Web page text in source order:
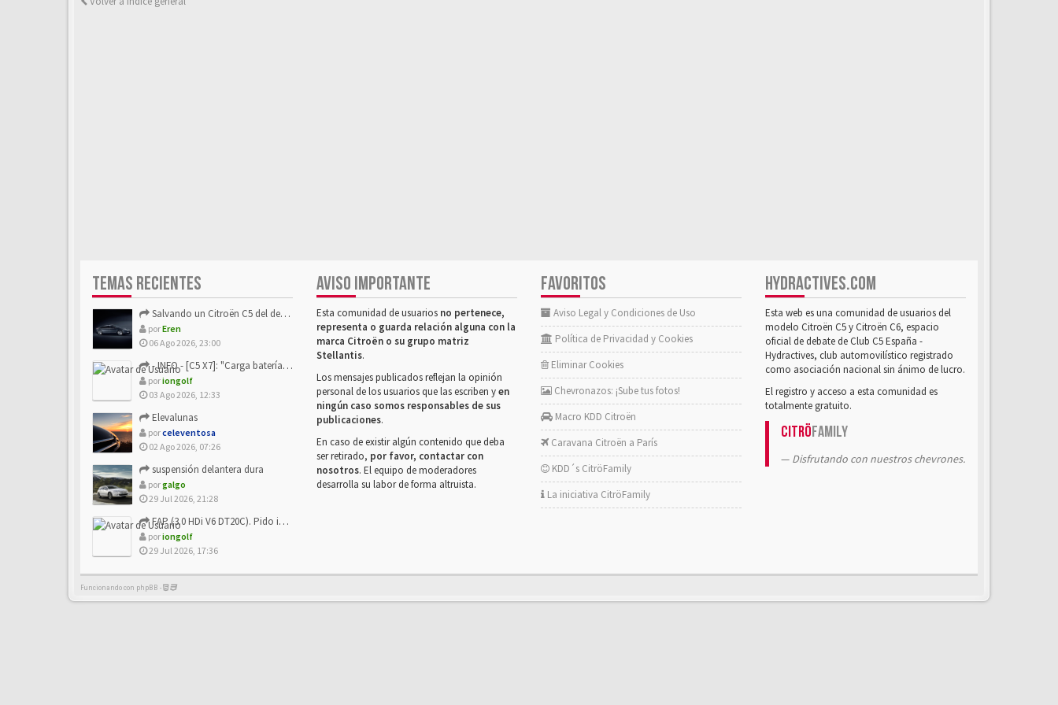
TEMAS RECIENTES
Salvando un Citroën C5 del desguace: Presentación y seguimiento
porEren
06 Ago 2026, 23:00
- INFO - [C5 X7]: "Carga batería o alimentación eléctri...
poriongolf
03 Ago 2026, 12:33
Elevalunas
porceleventosa
02 Ago 2026, 07:26
suspensión delantera dura
porgalgo
29 Jul 2026, 21:28
FAP (3.0 HDi V6 DT20C). Pido info sobre su sustitución
poriongolf
29 Jul 2026, 17:36
AVISO IMPORTANTE
Esta comunidad de usuarios no pertenece,
representa o guarda relación alguna con la
marca Citroën o su grupo matriz
Stellantis.
Los mensajes publicados reflejan la opinión
personal de los usuarios que las escriben yen
ningún caso somos responsables de sus
publicaciones.
En caso de existir algún contenido que deba
ser retirado, por favor, contactar con
nosotros. El equipo de moderadores
desarrolla su labor de forma altruista.
FAVORITOS
Aviso Legal y Condiciones de Uso
Política de Privacidad y Cookies
Eliminar Cookies
Chevronazos: ¡Sube tus fotos!
Macro KDD Citroën
Caravana Citroën a París
KDD´s CitröFamily
La iniciativa CitröFamily
HYDRACTIVES.COM
Esta web es una comunidad de usuarios del
modelo Citroën C5 y Citroën C6, espacio
oficial de debate de Club C5 España -
Hydractives, club automovilístico registrado
como asociación nacional sin ánimo de lucro.
El registro y acceso a esta comunidad es
totalmente gratuito.
CitröFamily
Disfrutando con nuestros chevrones.
Funcionando con phpBB -